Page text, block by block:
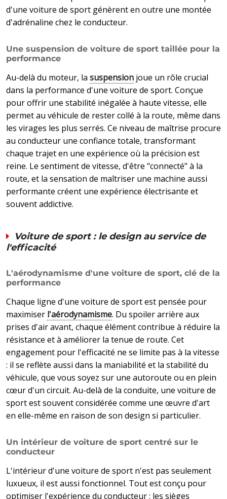
d'une voiture de sport génèrent en outre une montée
d'adrénaline chez le conducteur.
Une suspension de voiture de sport taillée pour la
performance
Au-delà du moteur, la suspension joue un rôle crucial
dans la performance d'une voiture de sport. Conçue
pour offrir une stabilité inégalée à haute vitesse, elle
permet au véhicule de rester collé à la route, même dans
les virages les plus serrés. Ce niveau de maîtrise procure
au conducteur une confiance totale, transformant
chaque trajet en une expérience où la précision est
reine. Le sentiment de vitesse, d'être "connecté" à la
route, et la sensation de maîtriser une machine aussi
performante créent une expérience électrisante et
souvent addictive.
Voiture de sport : le design au service de
l'efficacité
L'aérodynamisme d'une voiture de sport, clé de la
performance
Chaque ligne d'une voiture de sport est pensée pour
maximiser l'aérodynamisme. Du spoiler arrière aux
prises d'air avant, chaque élément contribue à réduire la
résistance et à améliorer la tenue de route. Cet
engagement pour l'efficacité ne se limite pas à la vitesse
: il se reflète aussi dans la maniabilité et la stabilité du
véhicule, que vous soyez sur une autoroute ou en plein
cœur d'un circuit. Au-delà de la conduite, une voiture de
sport est souvent considérée comme une œuvre d'art
en elle-même en raison de son design si particulier.
Un intérieur de voiture de sport centré sur le
conducteur
L'intérieur d'une voiture de sport n'est pas seulement
luxueux, il est aussi fonctionnel. Tout est conçu pour
optimiser l'expérience du conducteur : les sièges